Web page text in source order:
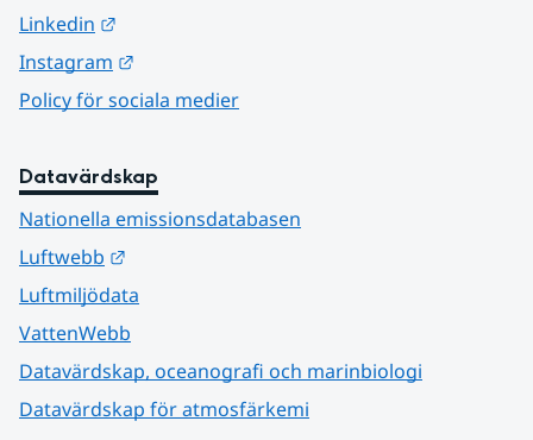
Linkedin
Instagram
Policy för sociala medier
Datavärdskap
Nationella emissionsdatabasen
Luftwebb
Luftmiljödata
VattenWebb
Datavärdskap, oceanografi och marinbiologi
Datavärdskap för atmosfärkemi